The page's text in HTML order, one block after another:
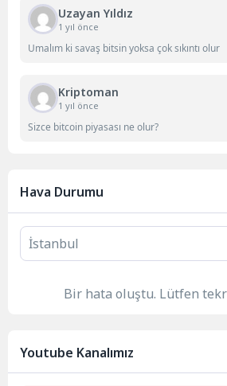
Uzayan Yıldız
1 yıl önce
Umalım ki savaş bitsin yoksa çok sıkıntı olur
Kriptoman
1 yıl önce
Sizce bitcoin piyasası ne olur?
Hava Durumu
Bir hata oluştu. Lütfen
Youtube Kanalımız